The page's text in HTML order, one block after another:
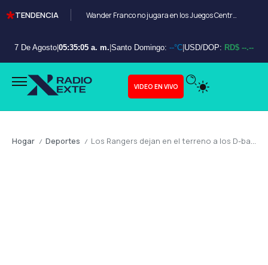
TENDENCIA Wander Franco no jugara en los Juegos Centroamericanos y de el Caribe Santo Domingo 2026
7 De Agosto 05:35:06 a. m. Santo Domingo: --°C USD/DOP: RD$ --.--
VIDEO EN VIVO
Hogar / Deportes / Los Rangers dejan en el terreno a los D-backs